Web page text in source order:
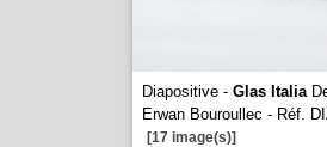
Diapositive - Glas Italia
Erwan Bouroullec - Réf.
[17 image(s)]